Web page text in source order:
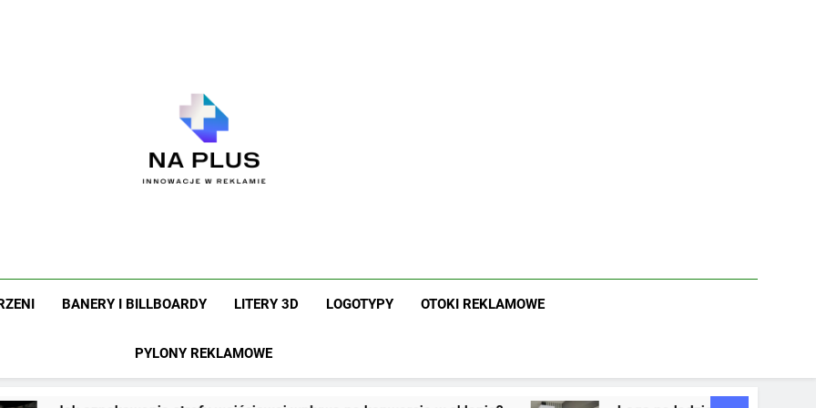
Na Plus
BANERY I BILLBOARDY LITERY 3D LOGOTYPY OTOKI REKLAMOWE
PYLONY REKLAMOWE